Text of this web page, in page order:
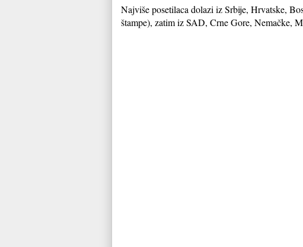
Najviše posetilaca dolazi iz Srbije, Hrvatske,
štampe), zatim iz SAD, Crne Gore, Nemačke,